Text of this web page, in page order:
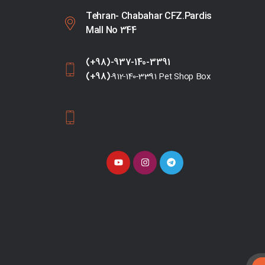
Tehran- Chabahar CFZ.Pardis
Mall No 344
(+98)-937-140-3391
(+98)-912-140-3391 Pet Shop Box